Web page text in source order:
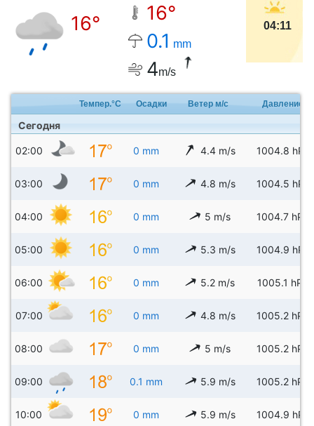
16°
16°
0.1 mm
4m/s
04:11
Темпер.°C Осадки Ветер м/с Давление
Сегодня
02:00 0 mm 4.4 m/s 1004.8 hPa
03:00 0 mm 4.8 m/s 1004.5 hPa
04:00 0 mm 5 m/s 1004.7 hPa
05:00 0 mm 5.3 m/s 1004.9 hPa
06:00 0 mm 5.2 m/s 1005.1 hPa
07:00 0 mm 4.8 m/s 1005.2 hPa
08:00 0 mm 5 m/s 1005.2 hPa
09:00 0.1 mm 5.9 m/s 1005.2 hPa
10:00 0 mm 5.9 m/s 1004.9 hPa